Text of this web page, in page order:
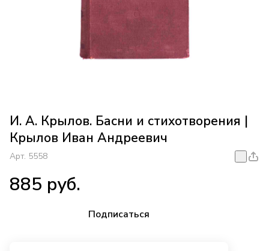
И. А. Крылов. Басни и стихотворения |
Крылов Иван Андреевич
Арт. 5558
885 руб.
Подписаться